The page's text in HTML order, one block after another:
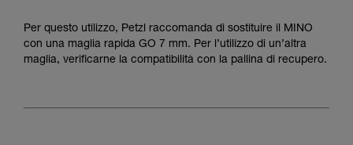
Per questo utilizzo, Petzl raccomanda di sostituire il MINO
con una maglia rapida GO 7 mm. Per l’utilizzo di un’altra
maglia, verificarne la compatibilità con la pallina di recupero.